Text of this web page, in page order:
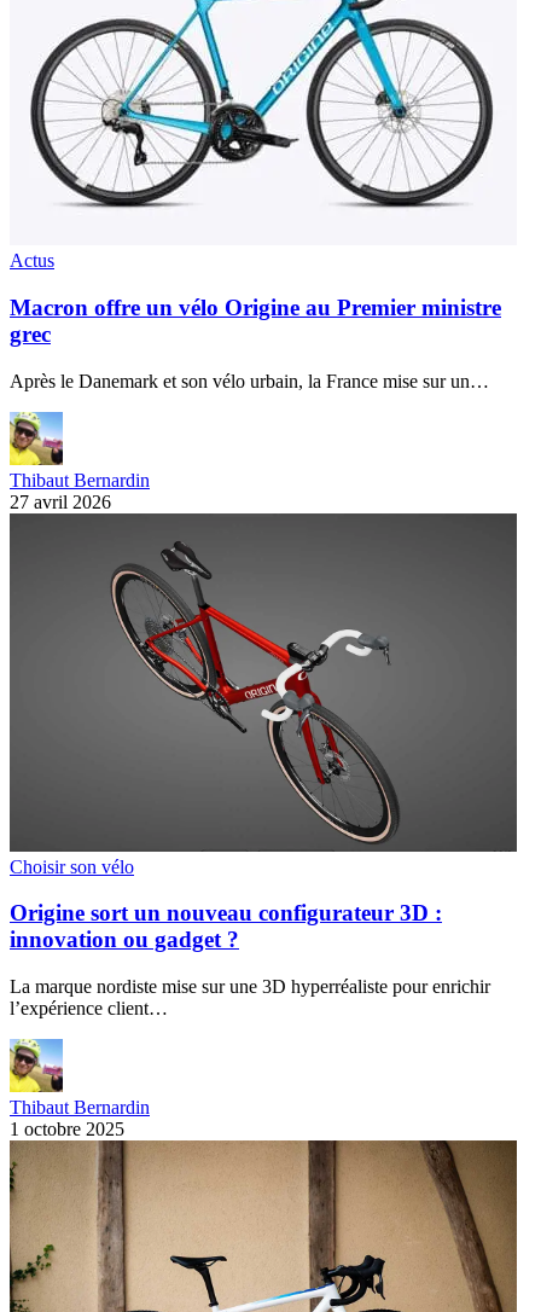
Actus
Macron offre un vélo Origine au Premier ministre
grec
Après le Danemark et son vélo urbain, la France mise sur un…
Thibaut Bernardin
27 avril 2026
Choisir son vélo
Origine sort un nouveau configurateur 3D :
innovation ou gadget ?
La marque nordiste mise sur une 3D hyperréaliste pour enrichir
l’expérience client…
Thibaut Bernardin
1 octobre 2025